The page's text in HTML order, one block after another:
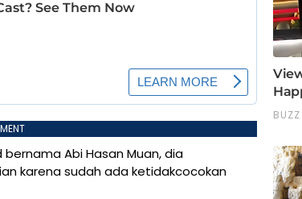
Abi Hasan Muan, dia
karena sudah ada ketidakcocokan